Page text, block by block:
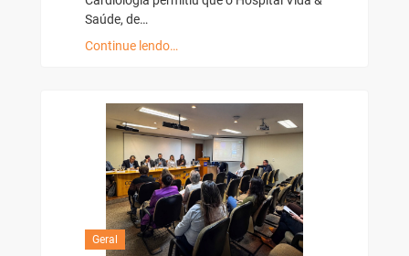
Saúde, de…
Continue lendo…
Geral